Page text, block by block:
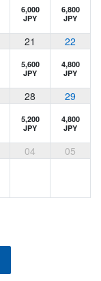
6,000
JPY
6,800
JPY
21 22
5,600
JPY
4,800
JPY
28 29
5,200
JPY
4,800
JPY
04 05